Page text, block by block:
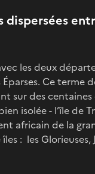
dispersées
les deux
Ce terme
sur des
isolée - l’île de
africain de la
: les Glorieuses,